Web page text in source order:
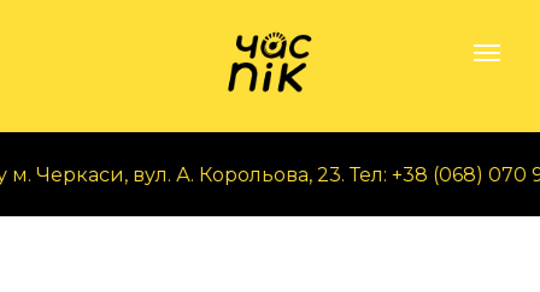
Черкаси, вул. А. Корольова, 23. Тел: +38 (068) 070 97